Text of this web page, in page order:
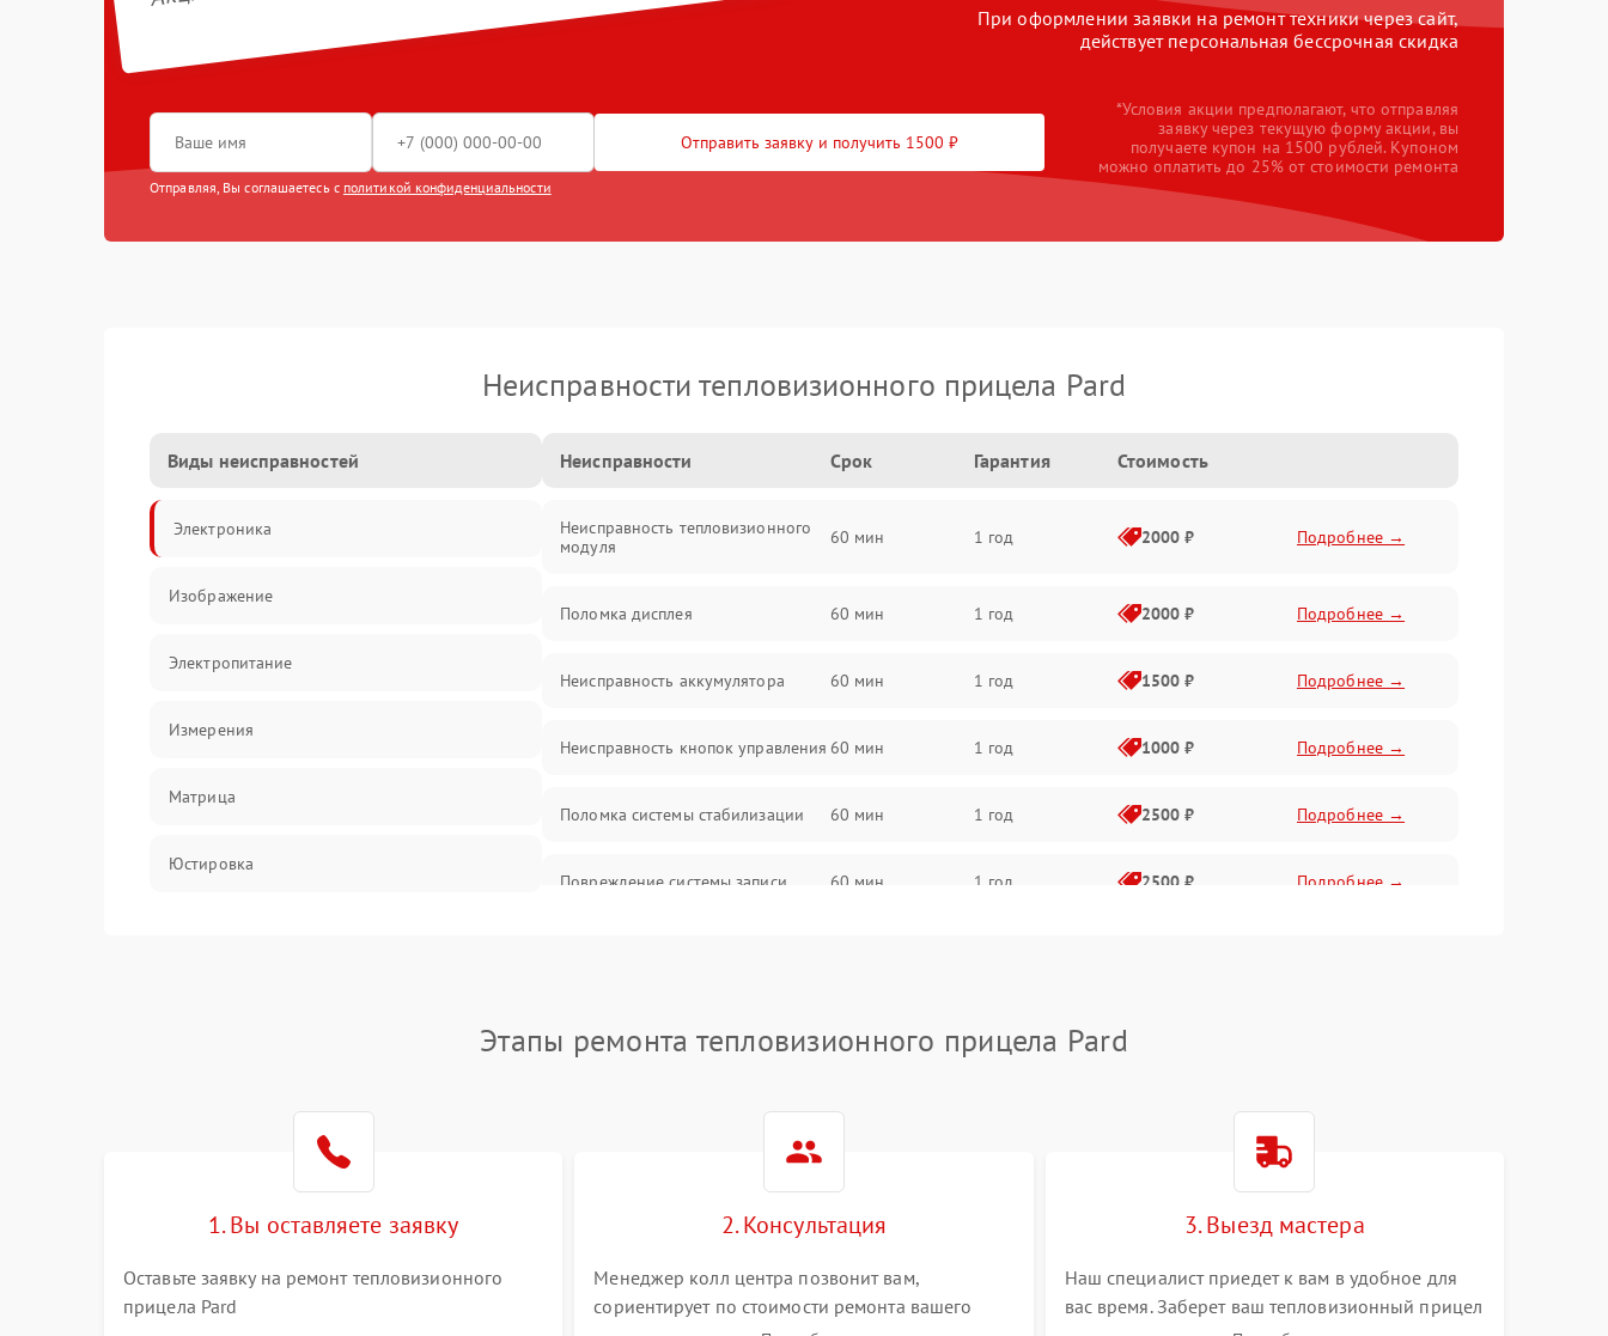
При оформлении заявки на ремонт техники через сайт,
действует персональная бессрочная скидка
Отправить заявку и получить 1500 ₽
Отправляя, Вы соглашаетесь с политикой конфиденциальности
*Условия акции предполагают, что отправляя
заявку через текущую форму акции, вы
получаете купон на 1500 рублей. Купоном
можно оплатить до 25% от стоимости ремонта
Неисправности тепловизионного прицела Pard
Виды неисправностей
Электроника
Изображение
Электропитание
Измерения
Матрица
Юстировка
Неисправности Срок Гарантия Стоимость
Неисправность тепловизионного
модуля
60 мин 1 год 2000 ₽ Подробнее →
Поломка дисплея 60 мин 1 год 2000 ₽ Подробнее →
Неисправность аккумулятора 60 мин 1 год 1500 ₽ Подробнее →
Неисправность кнопок управления 60 мин 1 год 1000 ₽ Подробнее →
Поломка системы стабилизации 60 мин 1 год 2500 ₽ Подробнее →
Повреждение системы записи 60 мин 1 год 2500 ₽ Подробнее →
автоматического отключения
короткого замыкания
Этапы ремонта тепловизионного прицела Pard
1. Вы оставляете заявку
Оставьте заявку на ремонт тепловизионного
прицела Pard
2. Консультация
Менеджер колл центра позвонит вам,
сориентирует по стоимости ремонта вашего
3. Выезд мастера
Наш специалист приедет к вам в удобное для
вас время. Заберет ваш тепловизионный прицел